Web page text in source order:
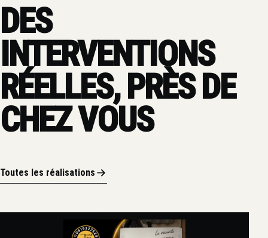
DES
INTERVENTIONS
RÉELLES, PRÈS DE
CHEZ VOUS
Toutes les réalisations